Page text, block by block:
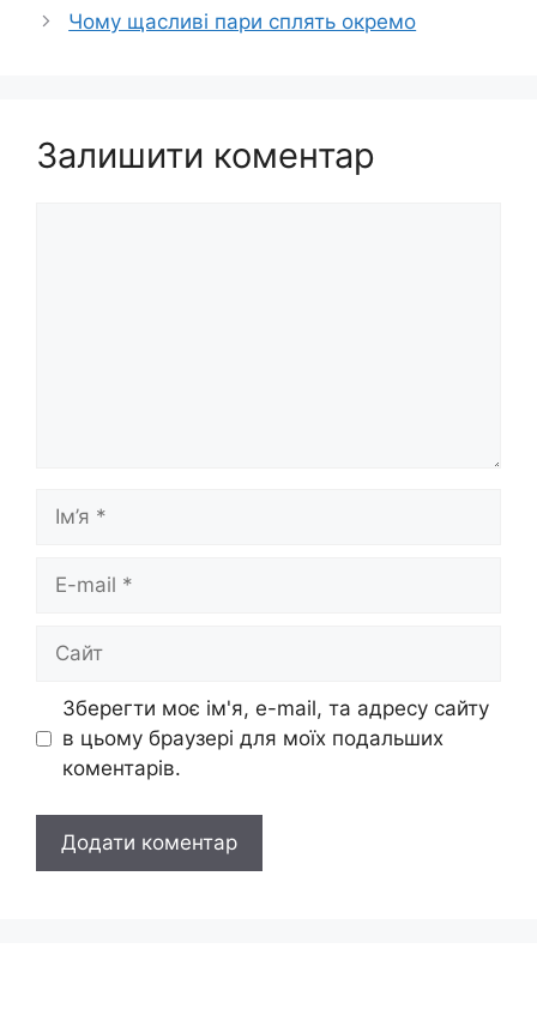
Чому щасливі пари сплять окремо
Залишити коментар
Ім’я
Сайт
Зберегти моє ім'я, e-mail, та адресу сайту
в цьому браузері для моїх подальших
коментарів.